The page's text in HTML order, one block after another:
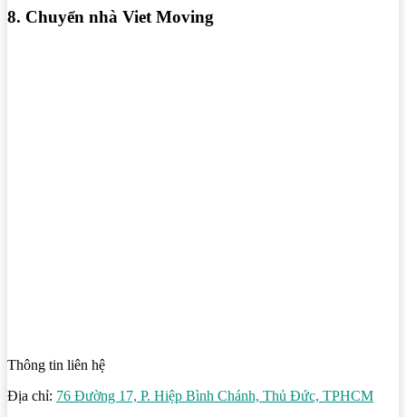
8. Chuyển nhà Viet Moving
Thông tin liên hệ
Địa chỉ: 76 Đường 17, P. Hiệp Bình Chánh, Thủ Đức, TPHCM